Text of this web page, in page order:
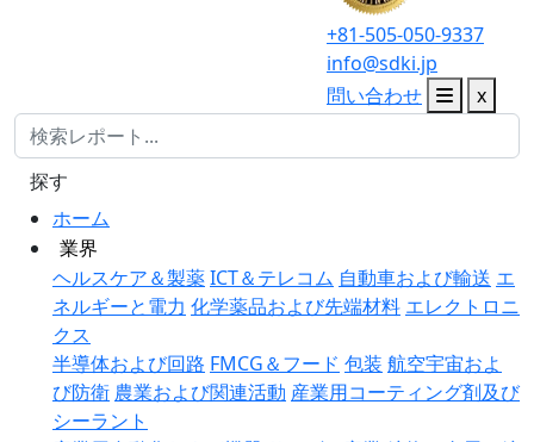
+81-505-050-9337
info@sdki.jp
問い合わせ
x
ホーム
業界
ヘルスケア＆製薬ICT＆テレコム 自動車および輸送 エ
ネルギーと電力 化学薬品および先端材料 エレクトロニ
クス
半導体および回路 FMCG＆フード 包装 航空宇宙およ
び防衛 農業および関連活動 産業用コーティング剤及び
シーラント
探す